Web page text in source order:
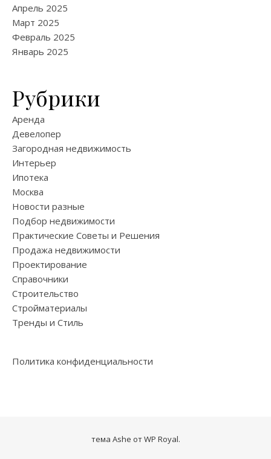
Апрель 2025
Март 2025
Февраль 2025
Январь 2025
Рубрики
Аренда
Девелопер
Загородная недвижимость
Интерьер
Ипотека
Москва
Новости разные
Подбор недвижимости
Практические Советы и Решения
Продажа недвижимости
Проектирование
Справочники
Строительство
Стройматериалы
Тренды и Стиль
Политика конфиденциальности
тема Ashe отWP Royal.